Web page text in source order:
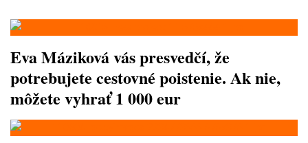
Eva Máziková vás presvedčí, že
potrebujete cestovné poistenie. Ak nie,
môžete vyhrať 1 000 eur